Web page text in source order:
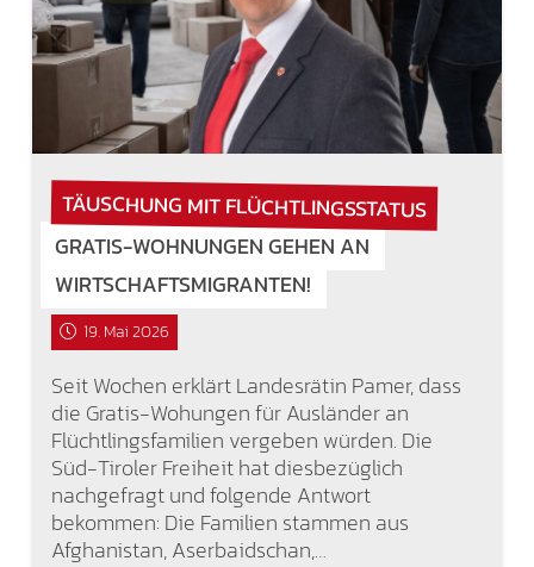
TÄUSCHUNG MIT FLÜCHTLINGSSTATUS
GRATIS-WOHNUNGEN GEHEN AN
WIRTSCHAFTSMIGRANTEN!
19. Mai 2026
Seit Wochen erklärt Landesrätin Pamer, dass
die Gratis-Wohungen für Ausländer an
Flüchtlingsfamilien vergeben würden. Die
Süd-Tiroler Freiheit hat diesbezüglich
nachgefragt und folgende Antwort
bekommen: Die Familien stammen aus
Afghanistan, Aserbaidschan,…